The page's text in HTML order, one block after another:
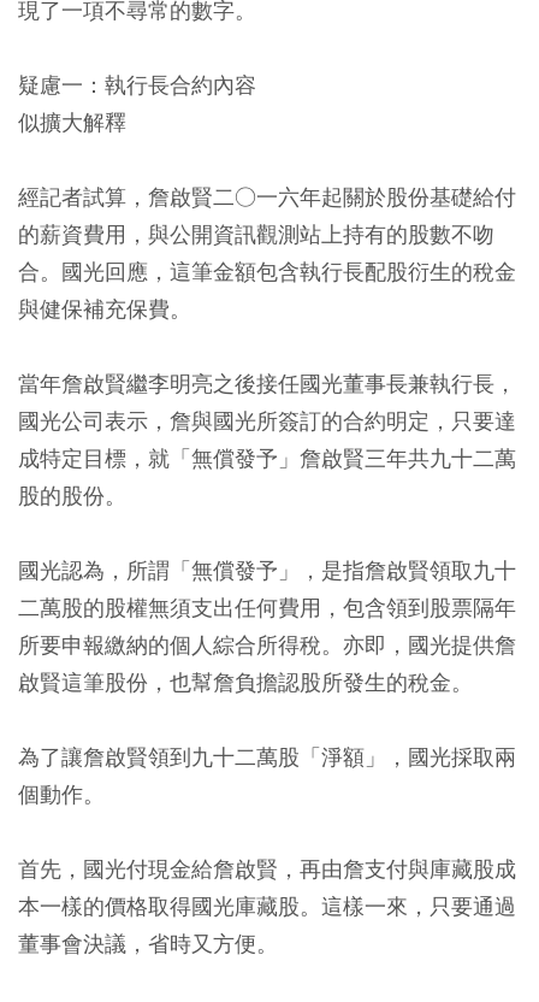
現了一項不尋常的數字。
疑慮一：執行長合約內容
似擴大解釋
經記者試算，詹啟賢二○一六年起關於股份基礎給付
的薪資費用，與公開資訊觀測站上持有的股數不吻
合。國光回應，這筆金額包含執行長配股衍生的稅金
與健保補充保費。
當年詹啟賢繼李明亮之後接任國光董事長兼執行長，
國光公司表示，詹與國光所簽訂的合約明定，只要達
成特定目標，就「無償發予」詹啟賢三年共九十二萬
股的股份。
國光認為，所謂「無償發予」，是指詹啟賢領取九十
二萬股的股權無須支出任何費用，包含領到股票隔年
所要申報繳納的個人綜合所得稅。亦即，國光提供詹
啟賢這筆股份，也幫詹負擔認股所發生的稅金。
為了讓詹啟賢領到九十二萬股「淨額」，國光採取兩
個動作。
首先，國光付現金給詹啟賢，再由詹支付與庫藏股成
本一樣的價格取得國光庫藏股。這樣一來，只要通過
董事會決議，省時又方便。